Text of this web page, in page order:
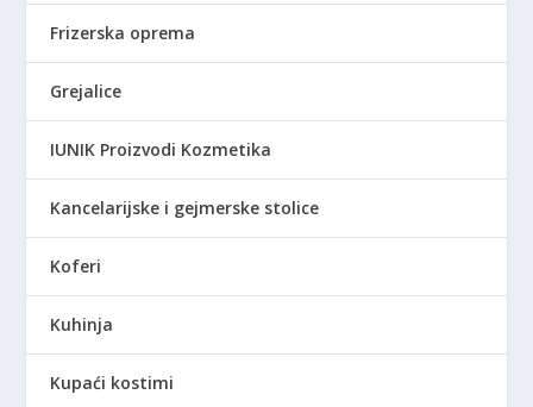
Frizerska oprema
Grejalice
IUNIK Proizvodi Kozmetika
Kancelarijske i gejmerske stolice
Koferi
Kuhinja
Kupaći kostimi